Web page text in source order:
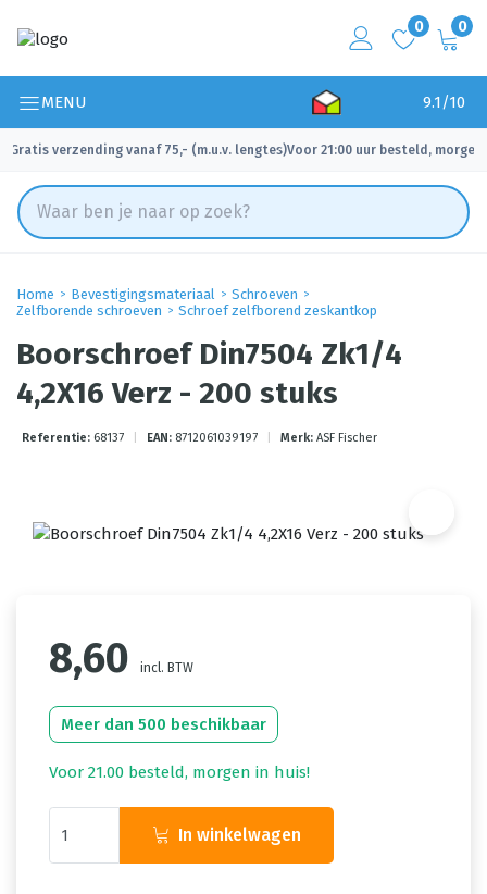
0 0
MENU 9.1/10
Gratis verzending vanaf 75,- (m.u.v. lengtes)
✓ Voor 21:00 uur besteld, morgen
Home Bevestigingsmateriaal
Schroeven
Zelfborende schroeven
Schroef zelfborend zeskantkop
Boorschroef Din7504 Zk1/4
4,2X16 Verz - 200 stuks
Referentie: 68137 EAN: 8712061039197 Merk: ASF Fischer
8,60 incl. BTW
Meer dan 500 beschikbaar
Voor 21.00 besteld, morgen in huis!
In winkelwagen